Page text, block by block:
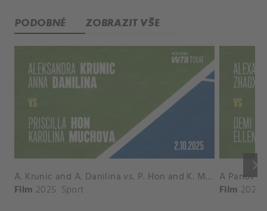
PODOBNÉ ZOBRAZIT VŠE
keyboard_arrow_right
A. Krunic and A. Danilina vs. P. Hon and K. Muchova Match Highlights - BEIJING_Capital Group Diamond ( October 02, 2025)
Film 2025 Sport Film 2026